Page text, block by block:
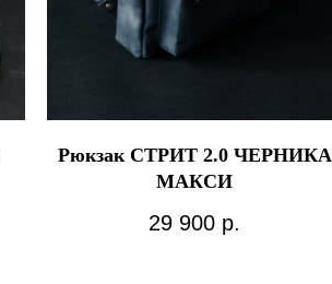
Рюкзак СТРИТ 2.0 ЧЕРНИКА
МАКСИ
29 900 р.